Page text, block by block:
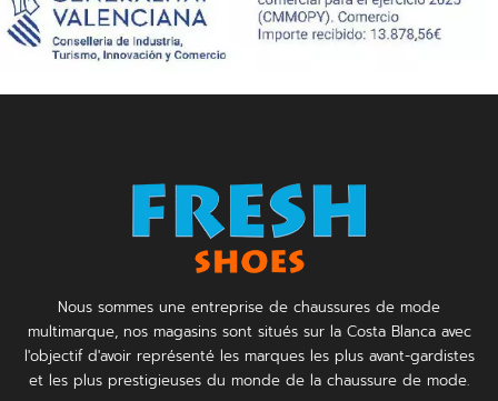
Nous sommes une entreprise de chaussures de mode
multimarque, nos magasins sont situés sur la Costa Blanca avec
l'objectif d'avoir représenté les marques les plus avant-gardistes
et les plus prestigieuses du monde de la chaussure de mode.